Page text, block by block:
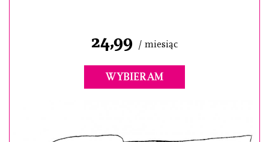
24,99 / miesiąc
WYBIERAM